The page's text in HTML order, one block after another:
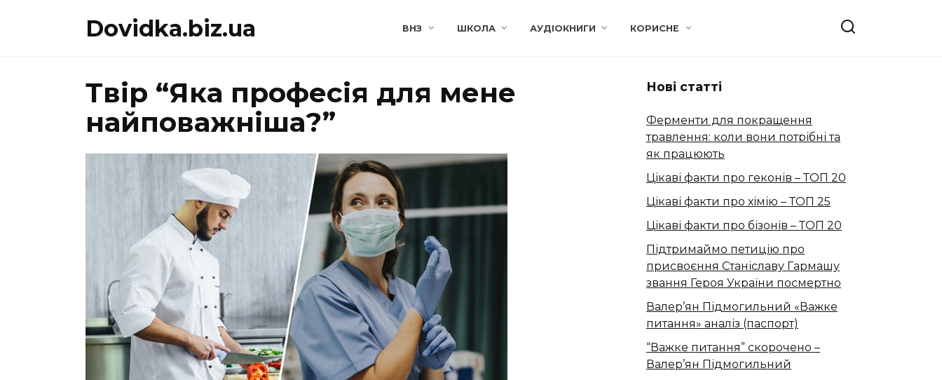
Dovidka.biz.ua ВНЗ ШКОЛА АУДІОКНИГИ КОРИСНЕ
Твір “Яка професія для мене
найповажніша?”
Нові статті
Ферменти для покращення
травлення: коли вони потрібні та
як працюють
Цікаві факти про геконів – ТОП 20
Цікаві факти про хімію – ТОП 25
Цікаві факти про бізонів – ТОП 20
Підтримаймо петицію про
присвоєння Станіславу Гармашу
звання Героя України посмертно
Валер’ян Підмогильний «Важке
питання» аналіз (паспорт)
“Важке питання” скорочено –
Валер’ян Підмогильний